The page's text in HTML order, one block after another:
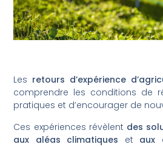
Les retours d’expérience
comprendre les conditions de
pratiques et d’encourager de
Ces expériences révèlent des
aux aléas climatiques et aux